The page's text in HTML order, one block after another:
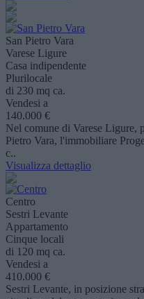
San Pietro Vara
Varese Ligure
Casa indipendente
Plurilocale
di 230 mq ca.
Vendesi a
140.000 €
Nel comune di Varese Ligure,
Pietro Vara, l'immobiliare
c..
Visualizza dettaglio
Centro
Sestri Levante
Appartamento
Cinque locali
di 120 mq ca.
Vendesi a
410.000 €
Sestri Levante, in posizione